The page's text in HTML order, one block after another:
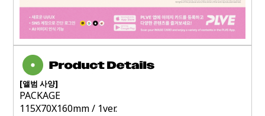
[앨범 사양]
PACKAGE
115X70X160mm / 1ver.